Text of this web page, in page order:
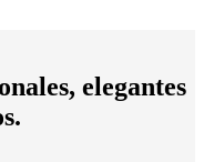
elegantes